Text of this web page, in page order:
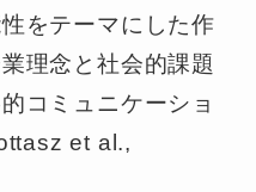
をテーマにした作
理念と社会的課題
コミュニケーショ
et al.,